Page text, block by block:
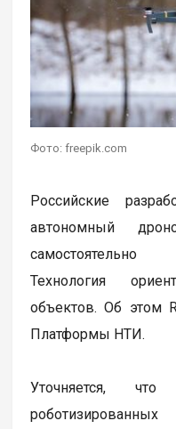
Фото: freepik.com
Российские
автономный
самостоятельно
Технология
объектов. Об этом
Платформы НТИ.
Уточняется, что